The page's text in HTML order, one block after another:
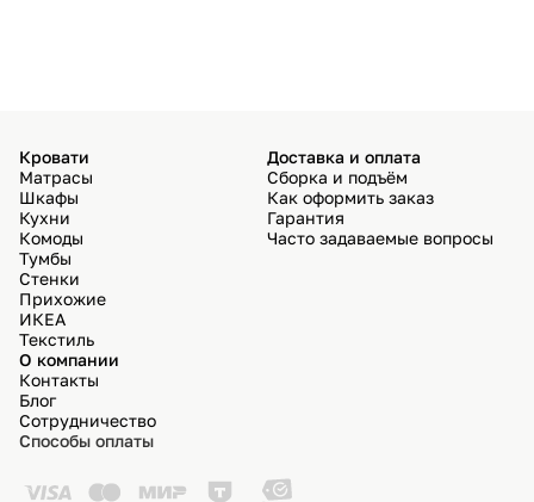
Кровати
Матрасы
Шкафы
Кухни
Комоды
Тумбы
Стенки
Прихожие
ИКЕА
Текстиль
Доставка и оплата
Сборка и подъём
Как оформить заказ
Гарантия
Часто задаваемые вопросы
О компании
Контакты
Блог
Сотрудничество
Способы оплаты